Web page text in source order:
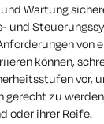
Wartung
und
von
können,
vor,
gerecht zu
oder ihrer Reife.